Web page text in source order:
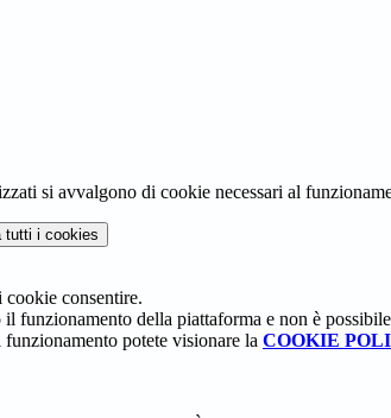
si avvalgono di cookie necessari al
tutti i cookies
cookie consentire.
funzionamento della piattaforma e non è
potete visionare la COOKIE